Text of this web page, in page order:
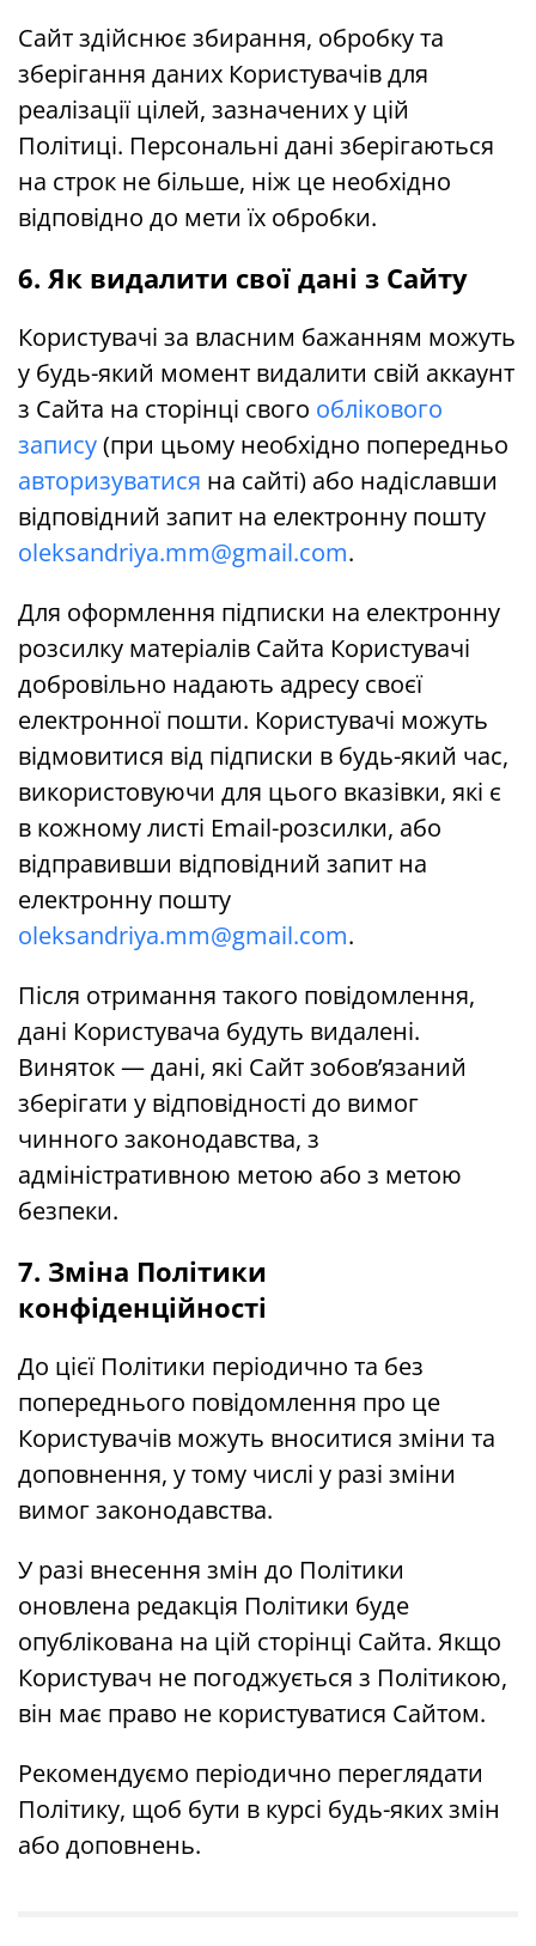
Сайт здійснює збирання, обробку та
зберігання даних Користувачів для
реалізації цілей, зазначених у цій
Політиці. Персональні дані зберігаються
на строк не більше, ніж це необхідно
відповідно до мети їх обробки.
6. Як видалити свої дані з Сайту
Користувачі за власним бажанням можуть
у будь-який момент видалити свій аккаунт
з Сайта на сторінці свого облікового
запису(при цьому необхідно попередньо
авторизуватися на сайті) або надіславши
відповідний запит на електронну пошту
oleksandriya.mm@gmail.com.
Для оформлення підписки на електронну
розсилку матеріалів Сайта Користувачі
добровільно надають адресу своєї
електронної пошти. Користувачі можуть
відмовитися від підписки в будь-який час,
використовуючи для цього вказівки, які є
в кожному листі Еmail-розсилки, або
відправивши відповідний запит на
електронну пошту
oleksandriya.mm@gmail.com.
Після отримання такого повідомлення,
дані Користувача будуть видалені.
Виняток — дані, які Сайт зобов’язаний
зберігати у відповідності до вимог
чинного законодавства, з
адміністративною метою або з метою
безпеки.
7. Зміна Політики
конфіденційності
До цієї Політики періодично та без
попереднього повідомлення про це
Користувачів можуть вноситися зміни та
доповнення, у тому числі у разі зміни
вимог законодавства.
У разі внесення змін до Політики
оновлена ​​редакція Політики буде
опублікована на цій сторінці Сайта. Якщо
Користувач не погоджується з Політикою,
він має право не користуватися Сайтом.
Рекомендуємо періодично переглядати
Політику, щоб бути в курсі будь-яких змін
або доповнень.